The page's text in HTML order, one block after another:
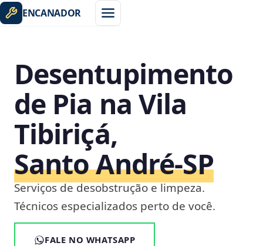
ENCANADOR
Desentupimento
de Pia na Vila
Tibiriçá,
Santo André‑SP
Serviços de desobstrução e limpeza.
Técnicos especializados perto de você.
FALE NO WHATSAPP